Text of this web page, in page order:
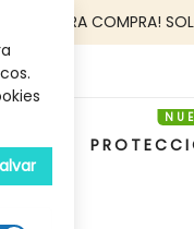
TU PRIMERA COMPRA!